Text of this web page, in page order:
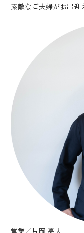
素敵なご夫婦がお出迎
営業／片岡 亮太